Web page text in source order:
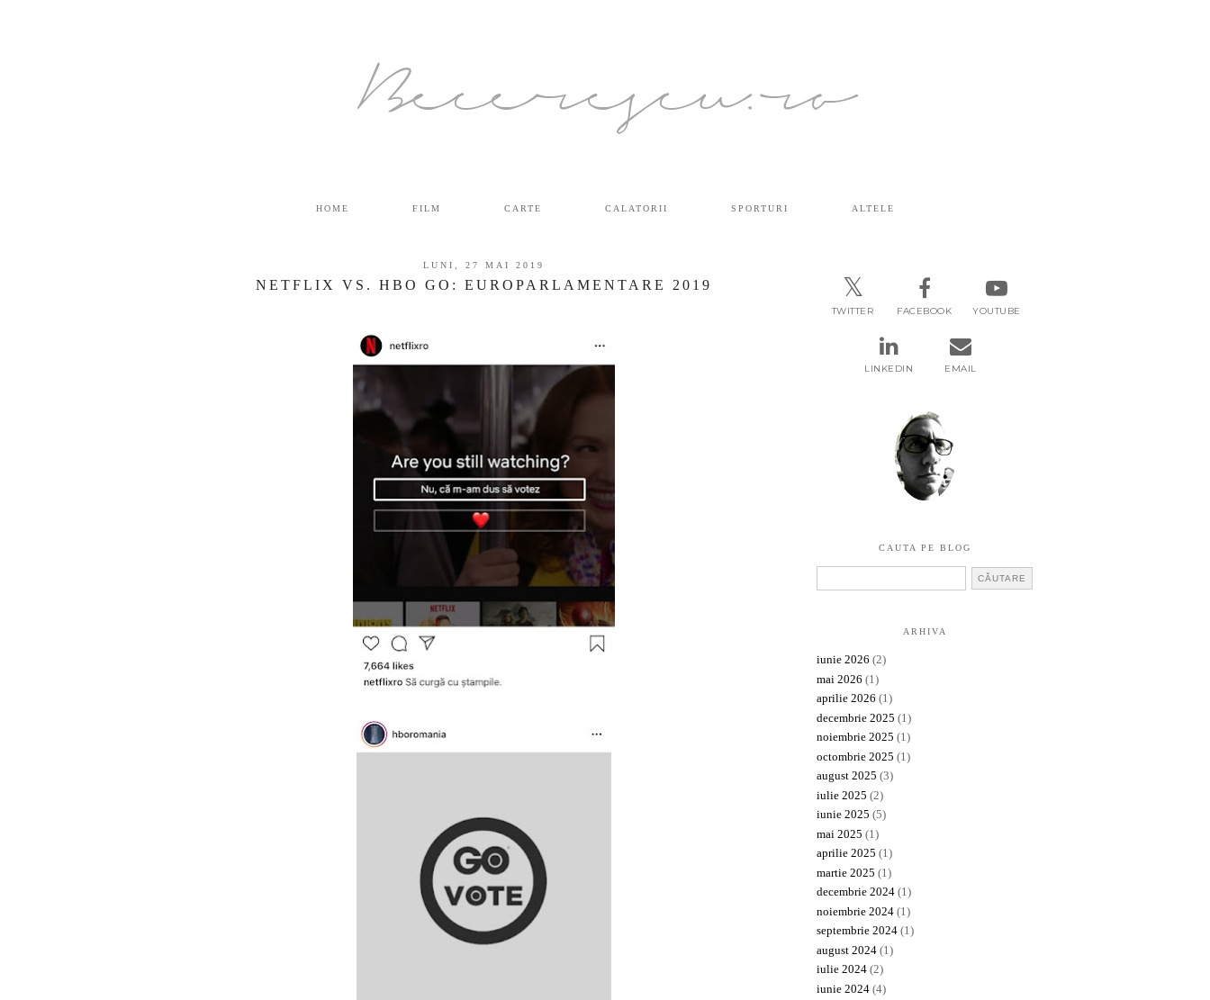
Becerescu.ro
HOME FILM CARTE CALATORII SPORTURI ALTELE
LUNI, 27 MAI 2019
NETFLIX VS. HBO GO: EUROPARLAMENTARE 2019
TWITTER FACEBOOK YOUTUBE
LINKEDIN EMAIL
CAUTA PE BLOG
ARHIVA
iunie 2026 (2)
mai 2026 (1)
aprilie 2026 (1)
decembrie 2025 (1)
noiembrie 2025 (1)
octombrie 2025 (1)
august 2025 (3)
iulie 2025 (2)
iunie 2025 (5)
mai 2025 (1)
aprilie 2025 (1)
martie 2025 (1)
decembrie 2024 (1)
noiembrie 2024 (1)
septembrie 2024 (1)
august 2024 (1)
iulie 2024 (2)
iunie 2024 (4)